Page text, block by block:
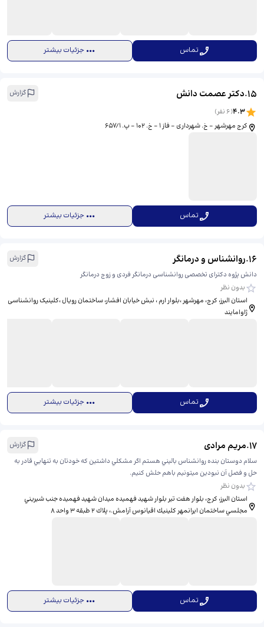
تماس جزئیات بیشتر
15
.دکتر عصمت دانش گزارش
4.3
(
6 نفر)
کرج مهرشهر - خ. شهرداری - فاز 1 - خ. 102 - پ. 657/1
تماس جزئیات بیشتر
16
.روانشناس و درمانگر
گزارش
دانش پژوه دکترای تخصصی روانشناسی درمانگر فردی و زوج درمانگر
بدون نظر
استان البرز، کرج، مهرشهر ،بلوار ارم ، نبش خیابان افشار، ​ساختمان رویال ،کلینیک روانشناسی
ژاوامایند
تماس جزئیات بیشتر
17
.مریم مرادی
گزارش
سلام دوستان بنده روانشناس باليني هستم اگر مشكلي داشتين كه خودتان به تنهايي قادر به
حل و فصل آن نبودين ميتونيم باهم حلش كنيم.
بدون نظر
استان البرز، کرج، بلوار هفت تير بلوار شهيد فهميده ميدان شهيد فهميده جنب شيريني
مجلسي ساختمان ايرانمهر كلينيك اقيانوس آرامش.، ​پلاك ٢ طبقه ٣ واحد ٨
تماس جزئیات بیشتر